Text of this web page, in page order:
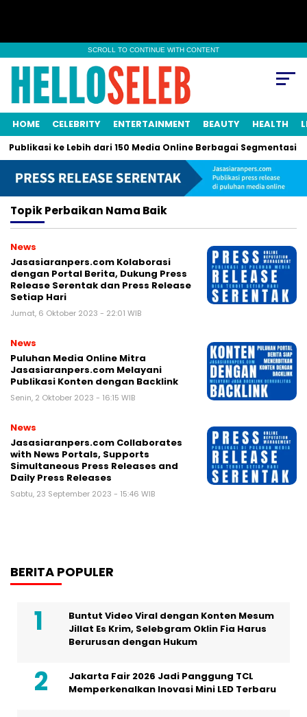
SCROLL TO CONTINUE WITH CONTENT
HOME CELEBRITY ENTERTAINMENT BEAUTY HEALTH
ke Lebih dari 150 Media Online Berbagai Segmentasi
TopikPerbaikan Nama Baik
News
Jasasiaranpers.com Kolaborasi
dengan Portal Berita, Dukung Press
Release Serentak dan Press Release
Setiap Hari
Jumat, 6 Oktober 2023 - 22:01 WIB
News
Puluhan Media Online Mitra
Jasasiaranpers.com Melayani
Publikasi Konten dengan Backlink
Senin, 2 Oktober 2023 - 16:15 WIB
News
Jasasiaranpers.com Collaborates
with News Portals, Supports
Simultaneous Press Releases and
Daily Press Releases
Sabtu, 23 September 2023 - 15:46 WIB
BERITA POPULER
Buntut Video Viral dengan Konten Mesum
Jillat Es Krim, Selebgram Oklin Fia Harus
Berurusan dengan Hukum
Jakarta Fair 2026 Jadi Panggung TCL
Memperkenalkan Inovasi Mini LED Terbaru